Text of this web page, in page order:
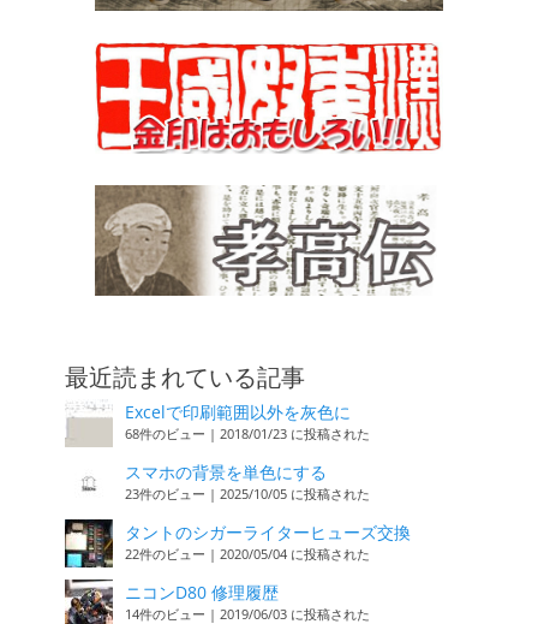
最近読まれている記事
Excelで印刷範囲以外を灰色に
68件のビュー | 2018/01/23 に投稿された
スマホの背景を単色にする
23件のビュー | 2025/10/05 に投稿された
タントのシガーライターヒューズ交換
22件のビュー | 2020/05/04 に投稿された
ニコンD80 修理履歴
14件のビュー | 2019/06/03 に投稿された